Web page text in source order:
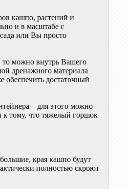
кашпо, растений и
и в масштабе с
или Вы просто
то можно внутрь Вашего
дренажного материала
обеспечить достаточный
– для этого можно
к тому, что тяжелый горшок
края кашпо будут
полностью скроют